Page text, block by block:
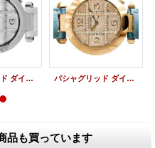
パシャグリッド ダイヤ WG CARTIER純正ダイヤモンド パシャグリッド ダイヤ YG CARTIER純正ダイヤモンド
品も買っています